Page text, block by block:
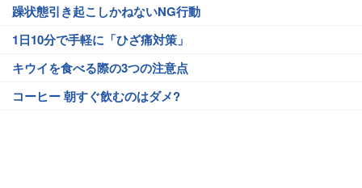
躁状態引き起こしかねないNG行動
1日10分で手軽に「ひざ痛対策」
キウイを食べる際の3つの注意点
コーヒー 朝すぐ飲むのはダメ?